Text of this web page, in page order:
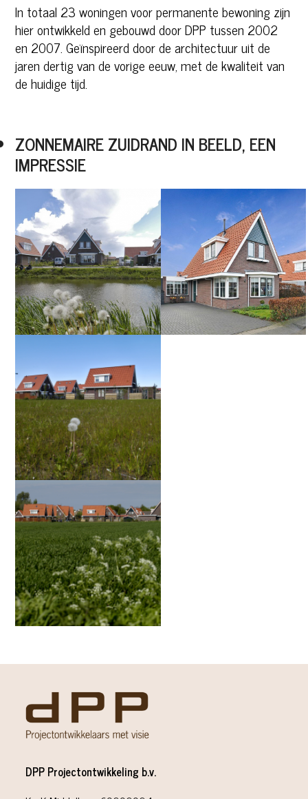
In totaal 23 woningen voor permanente bewoning zijn
hier ontwikkeld en gebouwd door DPP tussen 2002
en 2007. Geïnspireerd door de architectuur uit de
jaren dertig van de vorige eeuw, met de kwaliteit van
de huidige tijd.
ZONNEMAIRE ZUIDRAND IN BEELD, EEN
IMPRESSIE
DPP Projectontwikkeling b.v.